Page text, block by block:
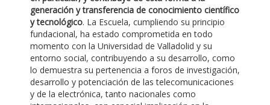
generación y transferencia de conocimiento científico
y tecnológico. La Escuela, cumpliendo su principio
fundacional, ha estado comprometida en todo
momento con la Universidad de Valladolid y su
entorno social, contribuyendo a su desarrollo, como
lo demuestra su pertenencia a foros de investigación,
desarrollo y potenciación de las telecomunicaciones
y de la electrónica, tanto nacionales como